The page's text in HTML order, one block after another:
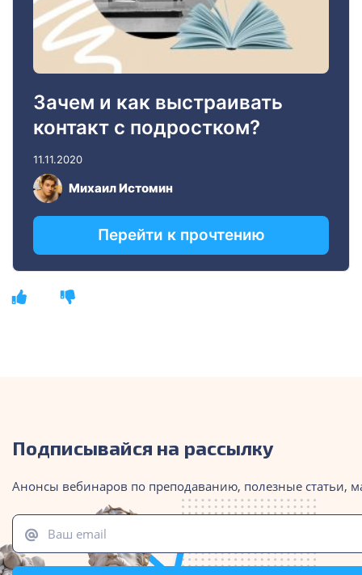
Подписывайся на рассылку
Анонсы вебинаров по преподаванию, полезные статьи,
Ваш email